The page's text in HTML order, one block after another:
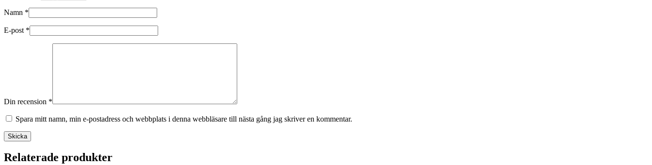
Namn *
E-post *
Din recension *
Spara mitt namn, min e-postadress och webbplats i denna webbläsare till nästa gång jag skriver en kommentar.
Skicka
Relaterade produkter